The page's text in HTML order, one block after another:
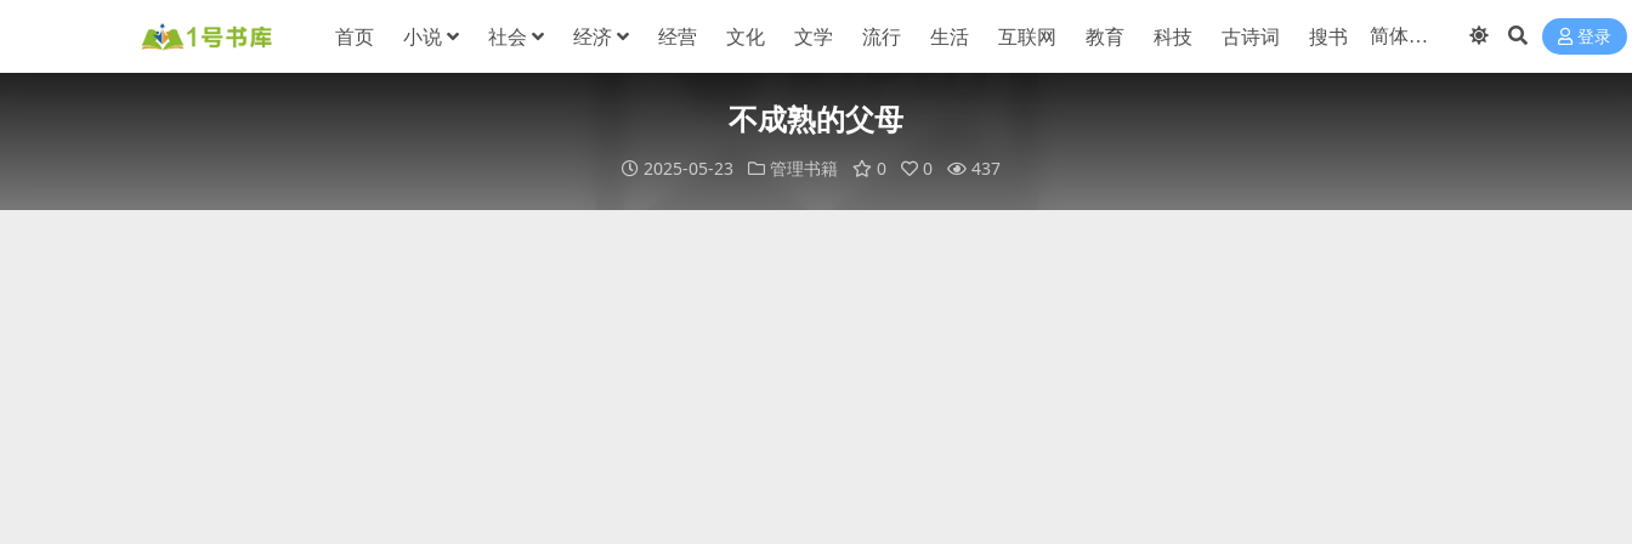
首页 小说 社会 经济 经营 文化 文学 流行 生活 互联网 教育 科技 古诗词 搜书 登录
不成熟的父母
2025-05-23 管理书籍 0 0 437